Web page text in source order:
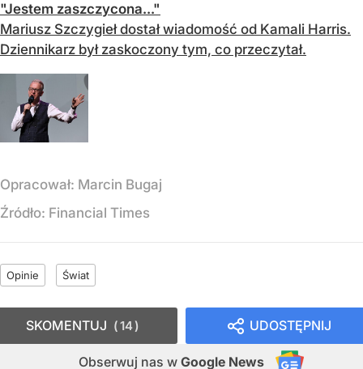
"Jestem zaszczycona..."
Mariusz Szczygieł dostał wiadomość od Kamali Harris.
Dziennikarz był zaskoczony tym, co przeczytał.
Opracował: Marcin Bugaj
Źródło: Financial Times
Opinie Świat
UDOSTĘPNIJ
Obserwuj nas w Google News
SKOMENTUJ 14